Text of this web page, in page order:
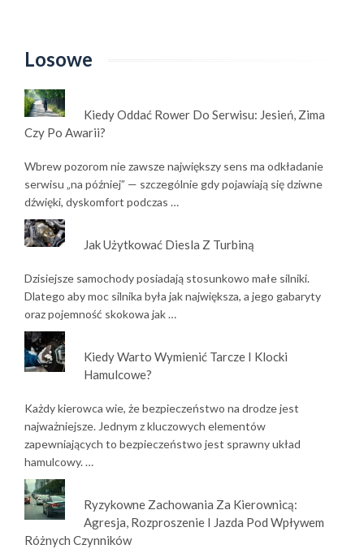
Losowe
Kiedy Oddać Rower Do Serwisu: Jesień, Zima
Czy Po Awarii?
Wbrew pozorom nie zawsze największy sens ma odkładanie
serwisu „na później” — szczególnie gdy pojawiają się dziwne
dźwięki, dyskomfort podczas …
Jak Użytkować Diesla Z Turbiną
Dzisiejsze samochody posiadają stosunkowo małe silniki.
Dlatego aby moc silnika była jak największa, a jego gabaryty
oraz pojemność skokowa jak …
Kiedy Warto Wymienić Tarcze I Klocki
Hamulcowe?
Każdy kierowca wie, że bezpieczeństwo na drodze jest
najważniejsze. Jednym z kluczowych elementów
zapewniających to bezpieczeństwo jest sprawny układ
hamulcowy. …
Ryzykowne Zachowania Za Kierownicą:
Agresja, Rozproszenie I Jazda Pod Wpływem
Różnych Czynników